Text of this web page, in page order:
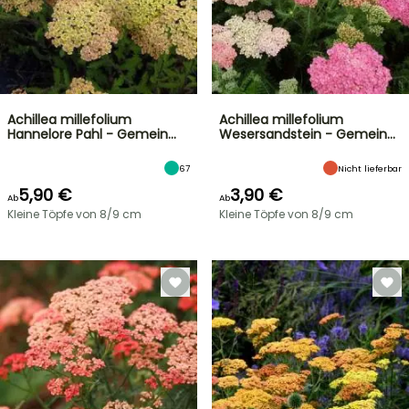
Achillea millefolium
Hannelore Pahl - Gemein…
67
Ab5,90 €
Kleine Töpfe von 8/9 cm
Achillea millefolium
Wesersandstein - Gemein…
Nicht lieferbar
Ab3,90 €
Kleine Töpfe von 8/9 cm